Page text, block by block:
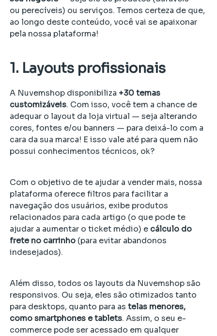
ou perecíveis) ou serviços. Temos certeza de que,
ao longo deste conteúdo, você vai se apaixonar
pela nossa plataforma!
1. Layouts profissionais
A Nuvemshop disponibiliza +30 temas
customizáveis. Com isso, você tem a chance de
adequar o layout da loja virtual — seja alterando
cores, fontes e/ou banners — para deixá-lo com a
cara da sua marca! E isso vale até para quem não
possui conhecimentos técnicos, ok?
Com o objetivo de te ajudar a vender mais, nossa
plataforma oferece filtros para facilitar a
navegação dos usuários, exibe produtos
relacionados para cada artigo (o que pode te
ajudar a aumentar o ticket médio) e cálculo do
frete no carrinho(para evitar abandonos
indesejados).
Além disso, todos os layouts da Nuvemshop são
responsivos. Ou seja, eles são otimizados tanto
para desktops, quanto para as telas menores,
como smartphones e tablets. Assim, o seu e-
commerce pode ser acessado em qualquer